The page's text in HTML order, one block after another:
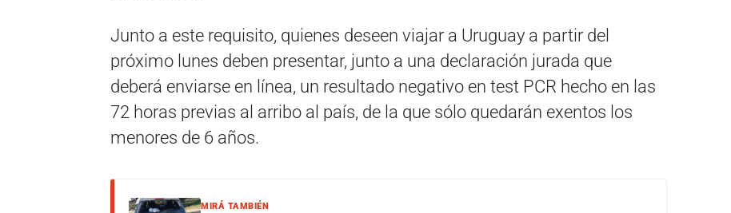
Junto a este requisito, quienes deseen viajar a Uruguay a partir del
próximo lunes deben presentar, junto a una declaración jurada que
deberá enviarse en línea, un resultado negativo en test PCR hecho en las
72 horas previas al arribo al país, de la que sólo quedarán exentos los
menores de 6 años.
MIRÁ TAMBIÉN